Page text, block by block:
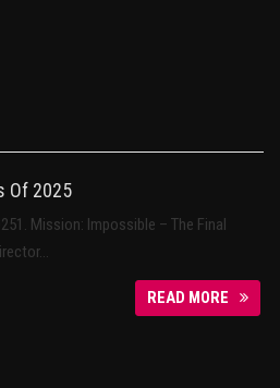
Of 2025
Mission: Impossible – The Final
READ MORE